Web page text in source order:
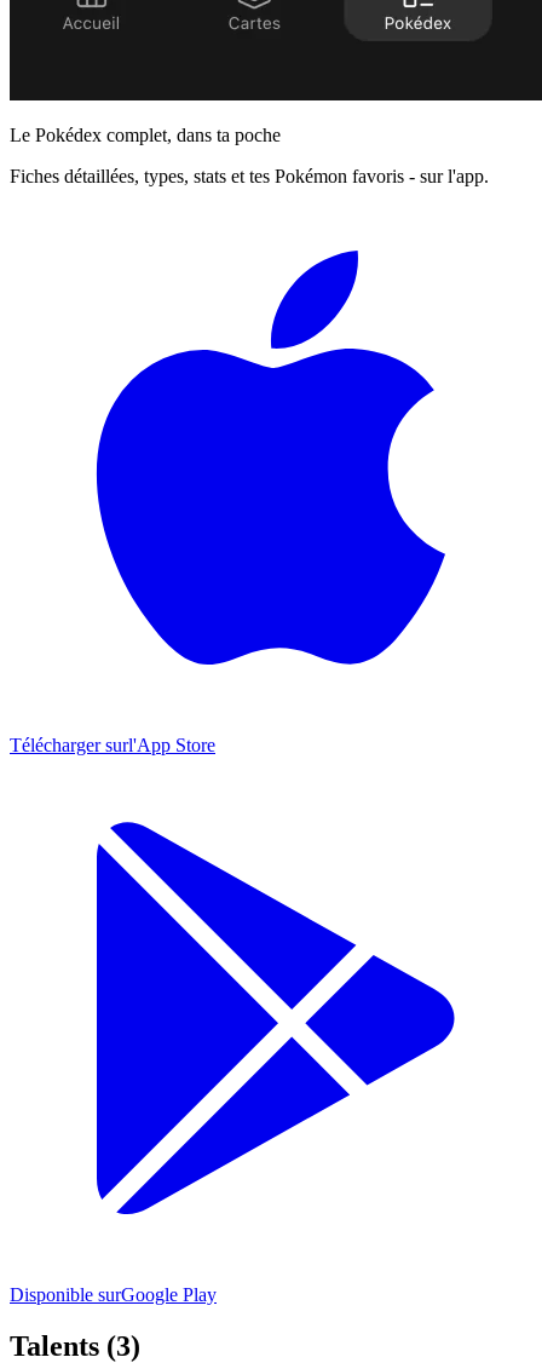
Le Pokédex complet, dans ta poche
Fiches détaillées, types, stats et tes Pokémon favoris - sur l'app.
Télécharger surl'App Store
Disponible surGoogle Play
Talents (3)